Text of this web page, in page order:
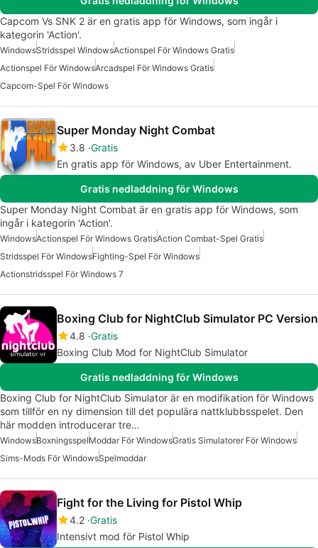
Capcom Vs SNK 2 är en gratis app för Windows, som ingår i
kategorin 'Action'.
WindowsStridsspel WindowsActionspel För Windows Gratis
Actionspel För WindowsArcadspel För Windows Gratis
Capcom-Spel För Windows
Super Monday Night Combat
3.8 Gratis
En gratis app för Windows, av Uber Entertainment.
Gratis nedladdning för Windows
Super Monday Night Combat är en gratis app för Windows, som
ingår i kategorin 'Action'.
WindowsActionspel För Windows GratisAction Combat-Spel Gratis
Stridsspel För WindowsFighting-Spel För Windows
Actionstridsspel För Windows 7
Boxing Club for NightClub Simulator PC Version
4.8 Gratis
Boxing Club Mod for NightClub Simulator
Gratis nedladdning för Windows
Boxing Club for NightClub Simulator är en modifikation för Windows
som tillför en ny dimension till det populära nattklubbsspelet. Den
här modden introducerar tre…
WindowsBoxningsspelModdar För WindowsGratis Simulatorer För Windows
Sims-Mods För WindowsSpelmoddar
Fight for the Living for Pistol Whip
4.2 Gratis
Intensivt mod för Pistol Whip